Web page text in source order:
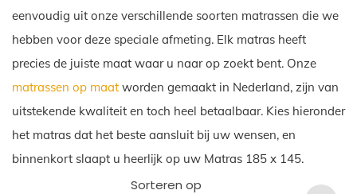
eenvoudig uit onze verschillende soorten matrassen die we
hebben voor deze speciale afmeting. Elk matras heeft
precies de juiste maat waar u naar op zoekt bent. Onze
matrassen op maat worden gemaakt in Nederland, zijn van
uitstekende kwaliteit en toch heel betaalbaar. Kies hieronder
het matras dat het beste aansluit bij uw wensen, en
binnenkort slaapt u heerlijk op uw Matras 185 x 145.
Sorteren op